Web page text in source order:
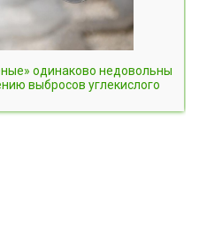
одинаково недовольны
выбросов углекислого